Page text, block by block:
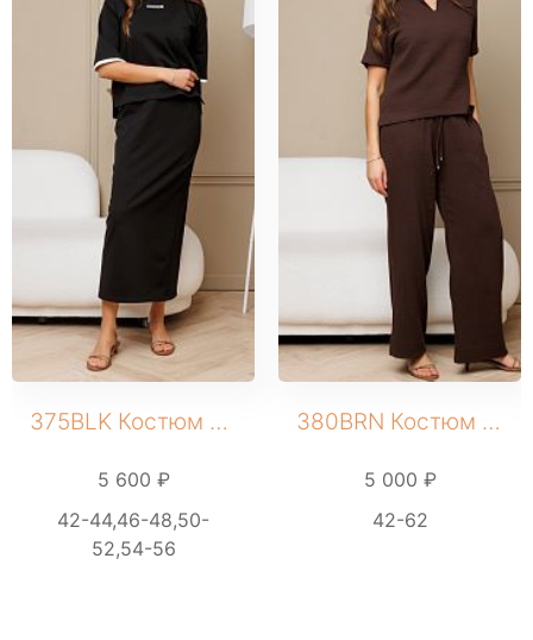
375BLK Костюм женский
5 600 ₽
42-44,46-48,50-
52,54-56
380BRN Костюм женский
5 000 ₽
42-62